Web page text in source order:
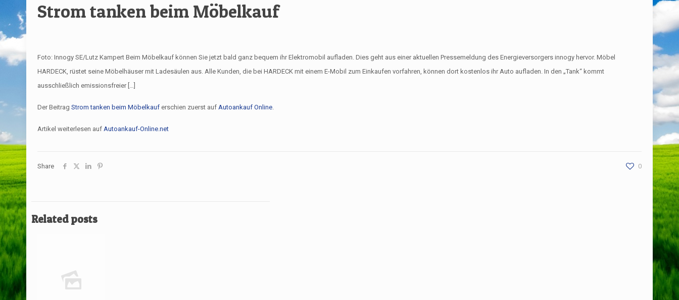
Strom tanken beim Möbelkauf
Foto: Innogy SE/Lutz Kampert Beim Möbelkauf können Sie jetzt bald ganz bequem ihr Elektromobil aufladen. Dies geht aus einer aktuellen Pressemeldung des Energieversorgers innogy hervor. Möbel
HARDECK, rüstet seine Möbelhäuser mit Ladesäulen aus. Alle Kunden, die bei HARDECK mit einem E-Mobil zum Einkaufen vorfahren, können dort kostenlos ihr Auto aufladen. In den „Tank“ kommt
ausschließlich emissionsfreier […]
Der BeitragStrom tanken beim Möbelkauf erschien zuerst aufAutoankauf Online.
Artikel weiterlesen aufAutoankauf-Online.net
Share 0
Related posts